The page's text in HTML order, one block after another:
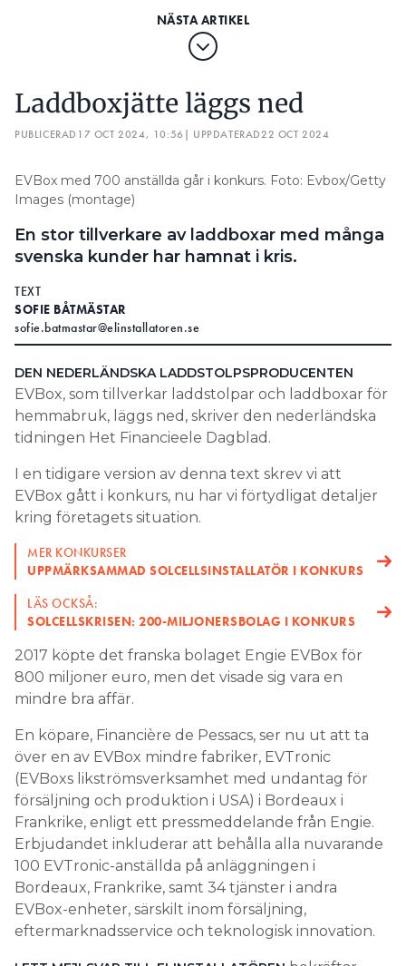
Laddboxjätte läggs ned
PUBLICERAD 17 OCT 2024, 10:56 | UPPDATERAD22 OCT 2024
EVBox med 700 anställda går i konkurs. Foto: Evbox/Getty
Images (montage)
En stor tillverkare av laddboxar med många
svenska kunder har hamnat i kris.
TEXT
SOFIE BÅTMÄSTAR
sofie.batmastar@elinstallatoren.se
DEN NEDERLÄNDSKA LADDSTOLPSPRODUCENTEN
EVBox, som tillverkar laddstolpar och laddboxar för
hemmabruk, läggs ned, skriver den nederländska
tidningen Het Financieele Dagblad.
I en tidigare version av denna text skrev vi att
EVBox gått i konkurs, nu har vi förtydligat detaljer
kring företagets situation.
MER KONKURSER
UPPMÄRKSAMMAD SOLCELLSINSTALLATÖR I KONKURS
LÄS OCKSÅ:
SOLCELLSKRISEN: 200-MILJONERSBOLAG I KONKURS
2017 köpte det franska bolaget Engie EVBox för
800 miljoner euro, men det visade sig vara en
mindre bra affär.
En köpare, Financière de Pessacs, ser nu ut att ta
över en av EVBox mindre fabriker, EVTronic
(EVBoxs likströmsverksamhet med undantag för
försäljning och produktion i USA) i Bordeaux i
Frankrike, enligt ett pressmeddelande från Engie.
Erbjudandet inkluderar att behålla alla nuvarande
100 EVTronic-anställda på anläggningen i
Bordeaux, Frankrike, samt 34 tjänster i andra
EVBox-enheter, särskilt inom försäljning,
eftermarknadsservice och teknologisk innovation.